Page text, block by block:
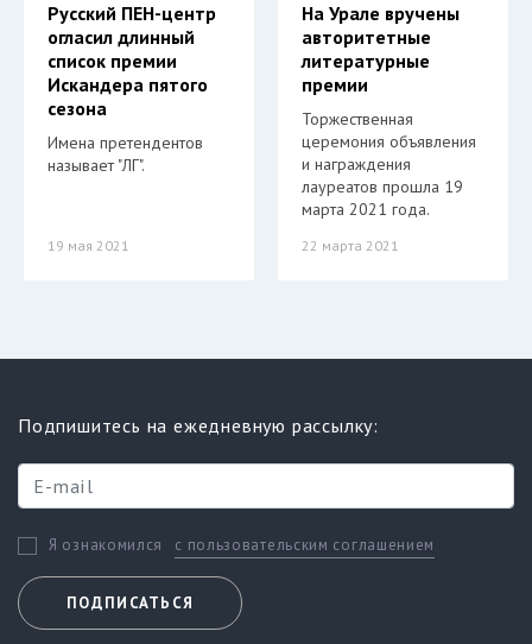
Русский ПЕН-центр
огласил длинный
список премии
Искандера пятого
сезона
Имена претендентов
называет "ЛГ".
19 мая 2021
На Урале вручены
авторитетные
литературные
премии
Торжественная
церемония объявления
и награждения
лауреатов прошла 19
марта 2021 года.
22 марта 2021
Подпишитесь на ежедневную рассылку:
Я ознакомился с пользовательским соглашением
ПОДПИСАТЬСЯ